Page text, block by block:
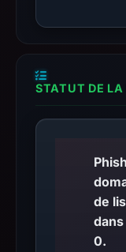
STATUT DE LA
de
0.